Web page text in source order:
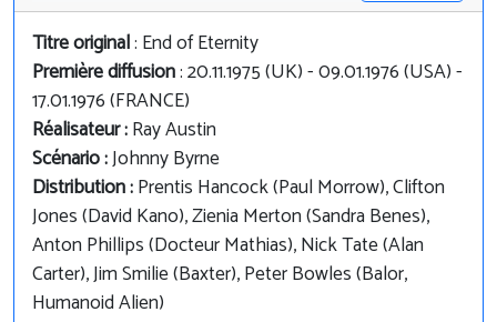
Titre original: End of Eternity
Première diffusion: 20.11.1975 (UK) - 09.01.1976 (USA) -
17.01.1976 (FRANCE)
Réalisateur :Ray Austin
Scénario :Johnny Byrne
Distribution :Prentis Hancock (Paul Morrow), Clifton
Jones (David Kano), Zienia Merton (Sandra Benes),
Anton Phillips (Docteur Mathias), Nick Tate (Alan
Carter), Jim Smilie (Baxter), Peter Bowles (Balor,
Humanoid Alien)